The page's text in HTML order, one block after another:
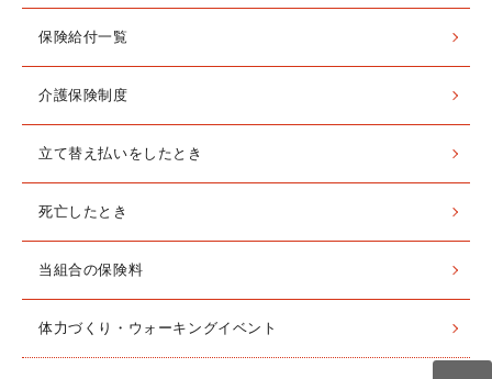
保険給付一覧
介護保険制度
立て替え払いをしたとき
死亡したとき
当組合の保険料
体力づくり・ウォーキングイベント